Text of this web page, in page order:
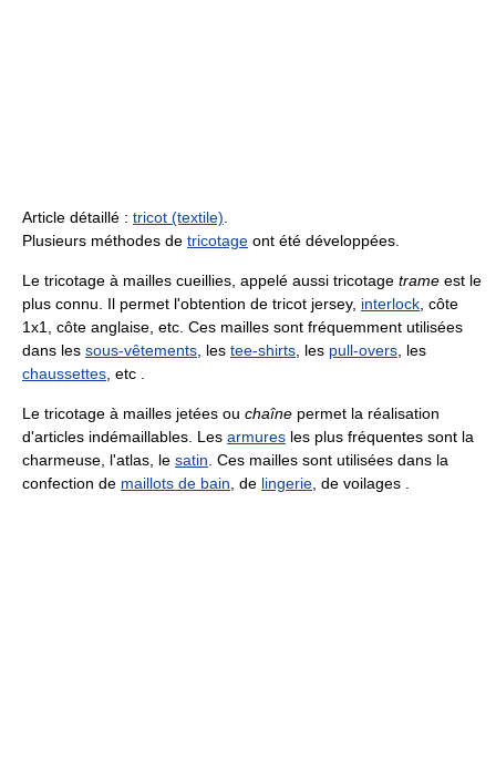
Article détaillé : tricot (textile)
Plusieurs méthodes de tricotage ont été développées.
Le tricotage à mailles cueillies, appelé aussi tricotage trame est le
plus connu. Il permet l'obtention de tricot jersey, interlock , côte
1x1, côte anglaise, etc. Ces mailles sont fréquemment utilisées
dans les sous-vêtements , les tee-shirts , les pull-overs , les
chaussettes , etc .
Le tricotage à mailles jetées ou chaîne permet la réalisation
d'articles indémaillables. Les armures les plus fréquentes sont la
charmeuse, l'atlas, le satin . Ces mailles sont utilisées dans la
confection de maillots de bain , de lingerie , de voilages .